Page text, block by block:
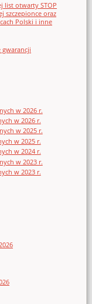
list otwarty STOP
szczepionce oraz
Polski i inne
gwarancji
w 2026 r.
w 2026 r.
w 2025 r.
w 2025 r.
w 2024 r.
w 2023 r.
w 2023 r.